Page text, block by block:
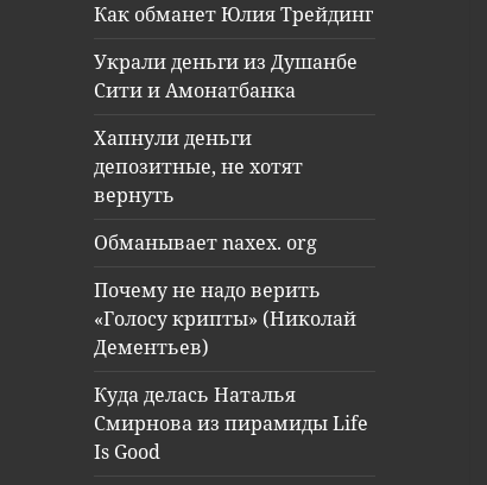
Как обманет Юлия Трейдинг
Украли деньги из Душанбе
Сити и Амонатбанка
Хапнули деньги
депозитные, не хотят
вернуть
Обманывает naxex. org
Почему не надо верить
«Голосу крипты» (Николай
Дементьев)
Куда делась Наталья
Смирнова из пирамиды Life
Is Good